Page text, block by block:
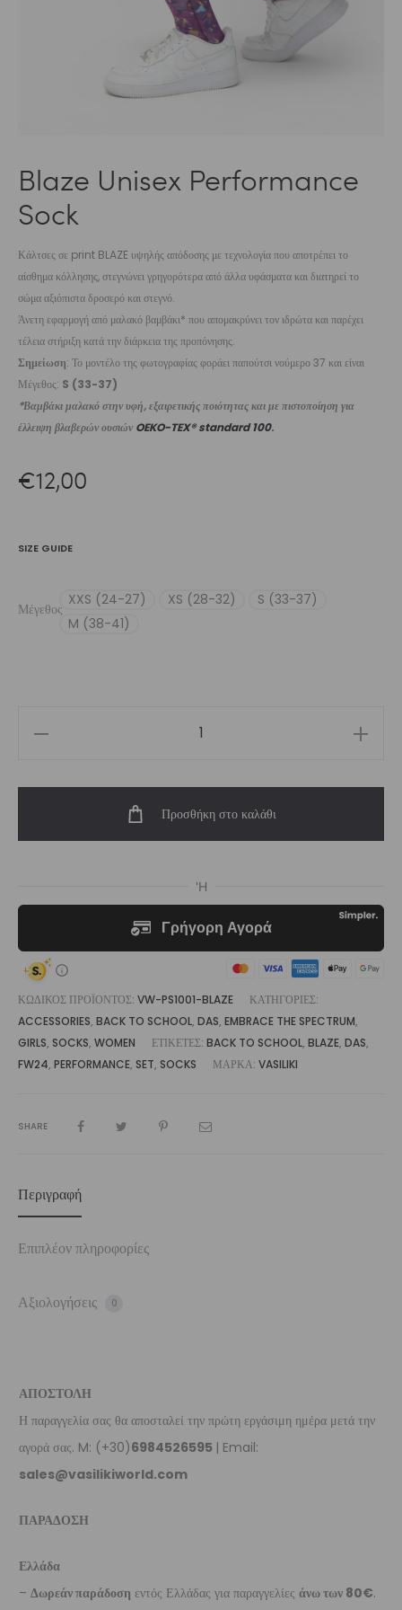
Blaze Unisex Performance
Sock
Κάλτσες σε print BLAZE υψηλής απόδοσης με τεχνολογία που αποτρέπει το
αίσθημα κόλλησης, στεγνώνει γρηγορότερα από άλλα υφάσματα και διατηρεί το
σώμα αξιόπιστα δροσερό και στεγνό.
Άνετη εφαρμογή από μαλακό βαμβάκι* που απομακρύνει τον ιδρώτα και παρέχει
τέλεια στήριξη κατά την διάρκεια της προπόνησης.
Σημείωση: Το μοντέλο της φωτογραφίας φοράει παπούτσι νούμερο 37 και είναι
Μέγεθος: S (33-37)
*Βαμβάκι μαλακό στην υφή, εξαιρετικής ποιότητας και με πιστοποίηση για
έλλειψη βλαβερών ουσιών OEKO-TEX® standard 100.
€12,00
SIZE GUIDE
Μέγεθος
XXS (24-27) XS (28-32)
S (33-37)
M (38-41)
ποσότητα
Προσθήκη στο καλάθι
ΚΩΔΙΚΌΣ ΠΡΟΪΌΝΤΟΣ: VW-PS1001-BLAZE
ΚΑΤΗΓΟΡΊΕΣ:
ACCESSORIES, BACK TO SCHOOL, DAS, EMBRACE THE SPECTRUM,
GIRLS, SOCKS, WOMEN ΕΤΙΚΈΤΕΣ: BACK TO SCHOOL, BLAZE, DAS,
FW24, PERFORMANCE, SET, SOCKS ΜΆΡΚΑ: VASILIKI
SHARE
Περιγραφή
Επιπλέον πληροφορίες
Αξιολογήσεις 0
ΑΠΟΣΤΟΛΗ
Η παραγγελία σας θα αποσταλεί την πρώτη εργάσιμη ημέρα μετά την
αγορά σας. M: (+30)6984526595 | Email:
sales@vasilikiworld.com
ΠΑΡΑΔΟΣΗ
Ελλάδα
– Δωρεάν παράδοση εντός Ελλάδας για παραγγελίες άνω των 80€.